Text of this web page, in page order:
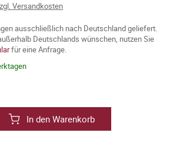
Versandkosten
ausschließlich nach Deutschland geliefert.
Deutschlands wünschen, nutzen Sie
für eine Anfrage.
In den Warenkorb